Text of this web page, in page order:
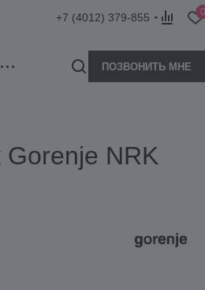
+7 (4012) 379-855 0
ПОЗВОНИТЬ МНЕ
NRK